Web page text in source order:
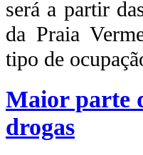
será a partir
da Praia
tipo de
Maior parte
drogas